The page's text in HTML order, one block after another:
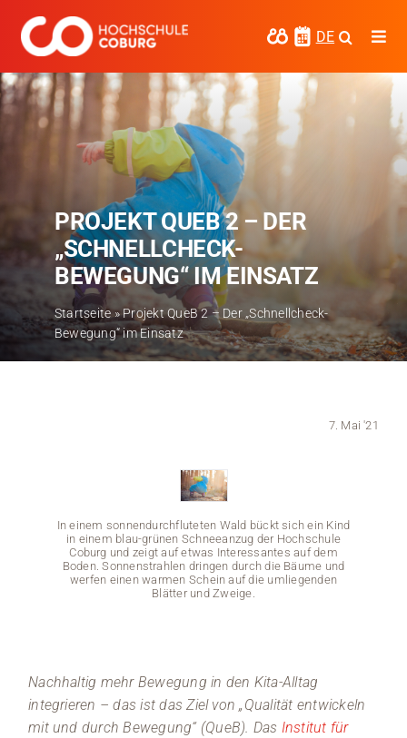
Inhalt
springen
DE
Studieren
Forschen
Kooperieren
Hochschule Coburg
Regionalentwicklung
Entdecke die Region
Informationen für …
News
Veranstaltungen
PROJEKT QUEB 2 – DER
„SCHNELLCHECK-
BEWEGUNG“ IM EINSATZ
Startseite»Projekt QueB 2 – Der „Schnellcheck-
Bewegung“ im Einsatz
7. Mai '21
In einem sonnendurchfluteten Wald bückt sich ein Kind
in einem blau-grünen Schneeanzug der Hochschule
Coburg und zeigt auf etwas Interessantes auf dem
Boden. Sonnenstrahlen dringen durch die Bäume und
werfen einen warmen Schein auf die umliegenden
Blätter und Zweige.
Nachhaltig mehr Bewegung in den Kita-Alltag
integrieren – das ist das Ziel von „Qualität entwickeln
mit und durch Bewegung“ (QueB). Das Institut für